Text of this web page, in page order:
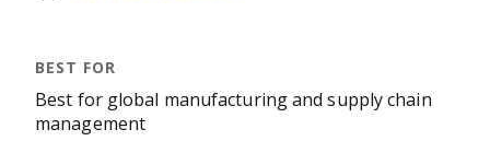
Best for global manufacturing and supply chain
management